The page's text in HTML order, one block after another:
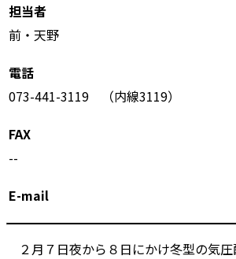
担当者
前・天野
電話
073-441-3119 （内線3119）
FAX
--
E-mail
２月７日夜から８日にかけ冬型の気